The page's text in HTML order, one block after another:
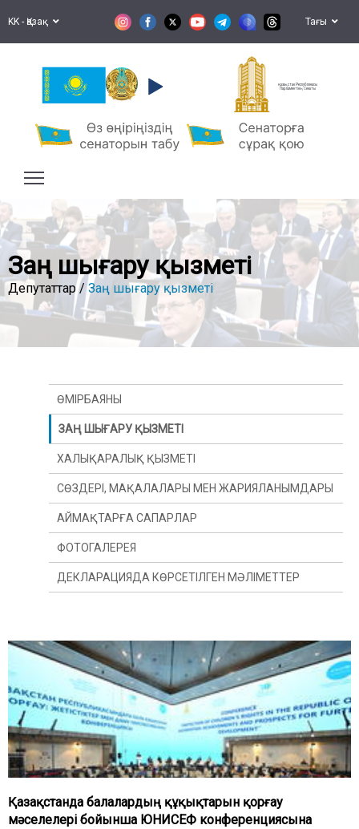
KK - Қазақ Тағы
Қазақстан Республикасы
Парламентінің Сенаты
Заң шығару қызметі
Депутаттар /Заң шығару қызметі
Қазақстанда балалардың құқықтарын қорғау
мәселелері бойынша ЮНИСЕФ конференциясына
ӨМІРБАЯНЫ
ЗАҢ ШЫҒАРУ ҚЫЗМЕТІ
ХАЛЫҚАРАЛЫҚ ҚЫЗМЕТІ
СӨЗДЕРІ, МАҚАЛАЛАРЫ МЕН ЖАРИЯЛАНЫМДАРЫ
АЙМАҚТАРҒА САПАРЛАР
ФОТОГАЛЕРЕЯ
ДЕКЛАРАЦИЯДА КӨРСЕТІЛГЕН МӘЛІМЕТТЕР